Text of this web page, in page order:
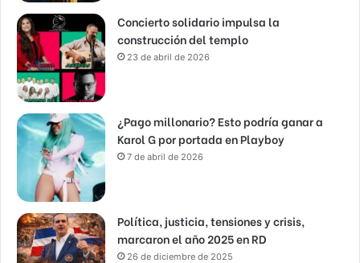
Concierto solidario impulsa la
construcción del templo
23 de abril de 2026
¿Pago millonario? Esto podría ganar a
Karol G por portada en Playboy
7 de abril de 2026
Política, justicia, tensiones y crisis,
marcaron el año 2025 en RD
26 de diciembre de 2025